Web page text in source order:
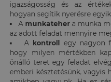
igazságosság és az
hogyan segítik nyerésre
▪ A munkatehera munka
az adott feladat mennyire
▪ A kontroll egy nagyon
hogy milyen mértékben
önálló teret egy feladat
emberi késztetésünk, vagyis